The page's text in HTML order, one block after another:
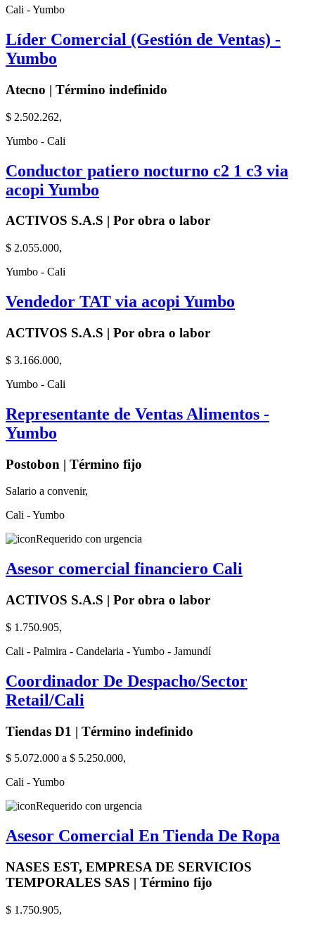
Cali - Yumbo
Líder Comercial (Gestión de Ventas) -
Yumbo
Atecno | Término indefinido
$ 2.502.262,
Yumbo - Cali
Conductor patiero nocturno c2 1 c3 via
acopi Yumbo
ACTIVOS S.A.S | Por obra o labor
$ 2.055.000,
Yumbo - Cali
Vendedor TAT via acopi Yumbo
ACTIVOS S.A.S | Por obra o labor
$ 3.166.000,
Yumbo - Cali
Representante de Ventas Alimentos -
Yumbo
Postobon | Término fijo
Salario a convenir,
Cali - Yumbo
Requerido con urgencia
Asesor comercial financiero Cali
ACTIVOS S.A.S | Por obra o labor
$ 1.750.905,
Cali - Palmira - Candelaria - Yumbo - Jamundí
Coordinador De Despacho/Sector
Retail/Cali
Tiendas D1 | Término indefinido
$ 5.072.000 a $ 5.250.000,
Cali - Yumbo
Requerido con urgencia
Asesor Comercial En Tienda De Ropa
NASES EST, EMPRESA DE SERVICIOS
TEMPORALES SAS | Término fijo
$ 1.750.905,